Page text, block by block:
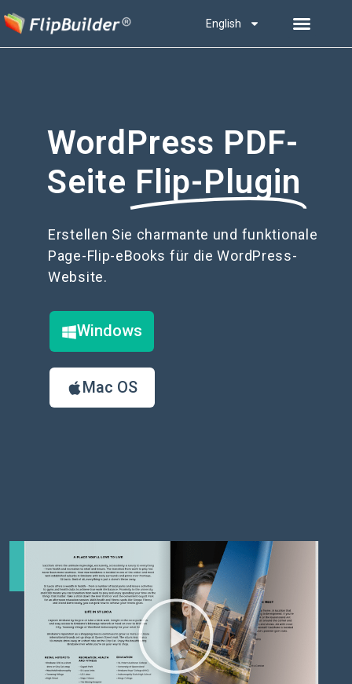
English
WordPress PDF-
Seite Flip-Plugin
Erstellen Sie charmante und funktionale
Page-Flip-eBooks für die WordPress-
Website.
Windows
Mac OS